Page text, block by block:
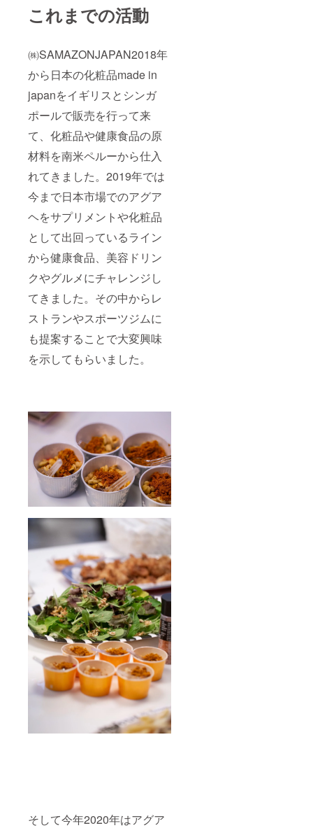
これまでの活動
㈱SAMAZONJAPAN2018年
から日本の化粧品made in
japanをイギリスとシンガ
ポールで販売を行って来
て、化粧品や健康食品の原
材料を南米ペルーから仕入
れてきました。2019年では
今まで日本市場でのアグア
ヘをサプリメントや化粧品
として出回っているライン
から健康食品、美容ドリン
クやグルメにチャレンジし
てきました。その中からレ
ストランやスポーツジムに
も提案することで大変興味
を示してもらいました。
そして今年2020年はアグア